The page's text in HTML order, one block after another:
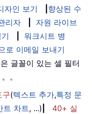
자인 보기
향상된 수
리자
자원 라이브
워크시트 병
로 이메일 보내기
글꼴이 있는 셀 필터
。
구(텍스트 추가,특정 문
트 차트, ...)
40+ 실